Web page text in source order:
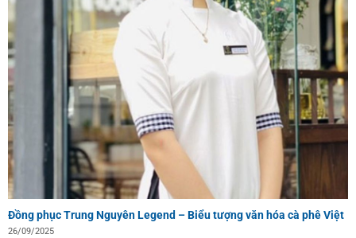
Đồng phục Trung Nguyên Legend – Biểu tượng văn hóa cà phê Việt
26/09/2025